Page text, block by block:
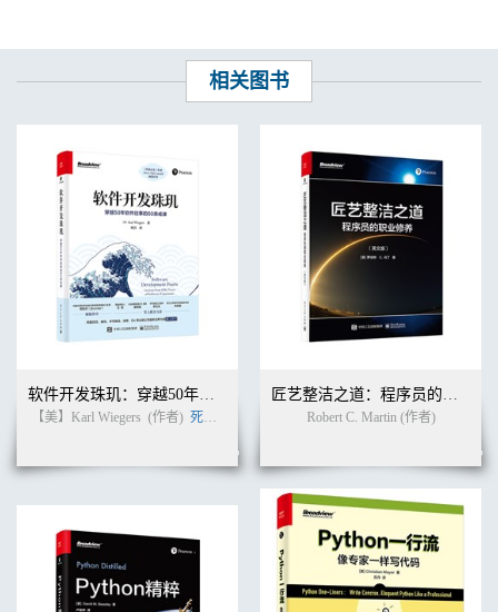
相关图书
【美】Karl Wiegers (作者) 死月 Robert C. Martin (作者)